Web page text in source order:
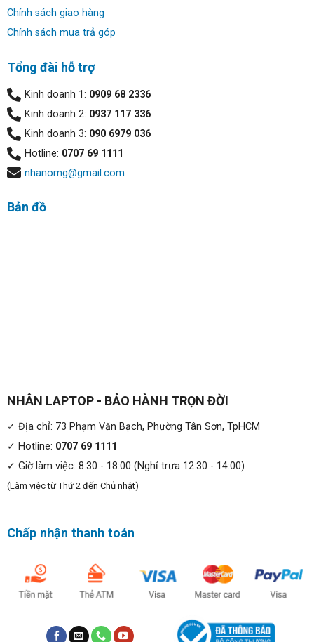
Chính sách giao hàng
Chính sách mua trả góp
Tổng đài hỗ trợ
Kinh doanh 1: 0909 68 2336
Kinh doanh 2: 0937 117 336
Kinh doanh 3: 090 6979 036
Hotline: 0707 69 1111
nhanomg@gmail.com
Bản đồ
NHÂN LAPTOP - BẢO HÀNH TRỌN ĐỜI
✓ Địa chỉ: 73 Phạm Văn Bạch, Phường Tân Sơn, TpHCM
✓ Hotline: 0707 69 1111
✓ Giờ làm việc: 8:30 - 18:00 (Nghỉ trưa 12:30 - 14:00)
(Làm việc từ Thứ 2 đến Chủ nhật)
Chấp nhận thanh toán